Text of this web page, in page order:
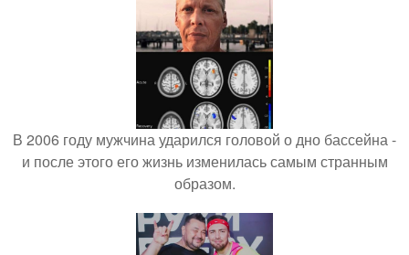
В 2006 году мужчина ударился головой о дно бассейна -
и после этого его жизнь изменилась самым странным
образом.